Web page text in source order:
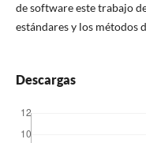
de software este trabajo
estándares y los
Descargas